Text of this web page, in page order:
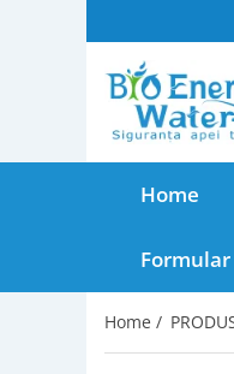
PRODUSE
Dozatoare
si Filtre de
Consumabile
Abonamente
Dozatoare
Producatori
BeWater
Brita
Hyundai
Home
Home /